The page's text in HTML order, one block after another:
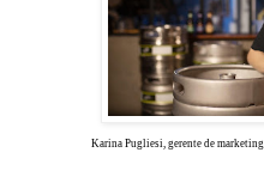
Karina Pugliesi, gerente de